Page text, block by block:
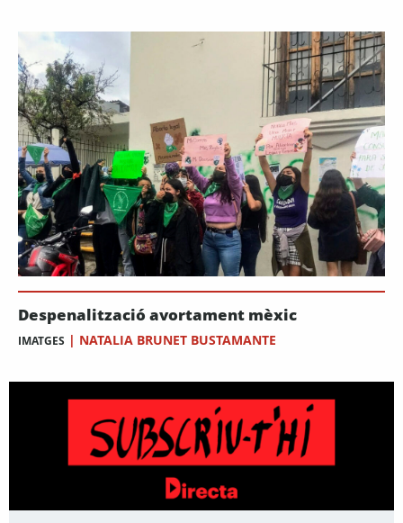
Despenalització avortament mèxic
IMATGES | NATALIA BRUNET BUSTAMANTE